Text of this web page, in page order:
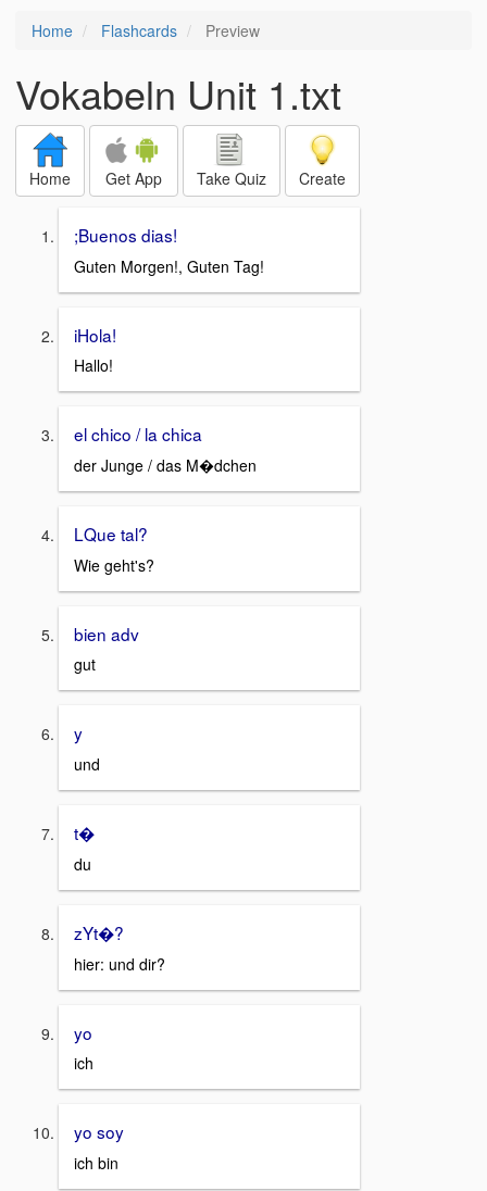
Home Flashcards Preview
Vokabeln Unit 1.txt
Home Get App Take Quiz Create
;Buenos dias!
Guten Morgen!, Guten Tag!
iHola!
Hallo!
el chico / la chica
der Junge / das M�dchen
LQue tal?
Wie geht's?
bien adv
gut
y
und
t�
du
zYt�?
hier: und dir?
yo
ich
yo soy
ich bin